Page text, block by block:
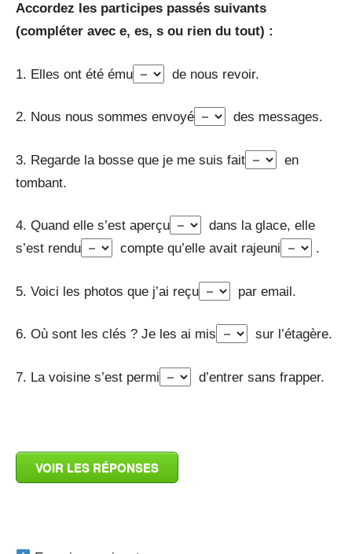
Accordez les participes passés suivants
(compléter avec e, es, s ou rien du tout) :
1. Elles ont été ému de nous revoir.
2. Nous nous sommes envoyé des messages.
3. Regarde la bosse que je me suis fait
en
tombant.
4. Quand elle s’est aperçu
dans la glace, elle
s’est rendu
compte qu’elle avait rajeuni .
5. Voici les photos que j’ai reçu par email.
6. Où sont les clés ? Je les ai mis sur l’étagère.
7. La voisine s’est permi d’entrer sans frapper.
VOIR LES RÉPONSES